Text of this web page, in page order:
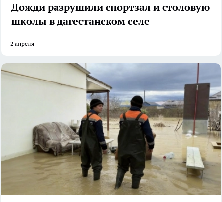
Дожди разрушили спортзал и столовую
школы в дагестанском селе
2 апреля